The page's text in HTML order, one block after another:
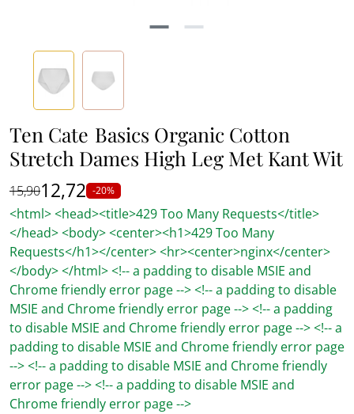
Ten Cate Basics Organic Cotton
Stretch Dames High Leg Met Kant Wit
12,72 -20%
15,90
<html> <head><title>429 Too Many Requests</title>
</head> <body> <center><h1>429 Too Many
Requests</h1></center> <hr><center>nginx</center>
</body> </html> <!-- a padding to disable MSIE and
Chrome friendly error page --> <!-- a padding to disable
MSIE and Chrome friendly error page --> <!-- a padding
to disable MSIE and Chrome friendly error page --> <!-- a
padding to disable MSIE and Chrome friendly error page
--> <!-- a padding to disable MSIE and Chrome friendly
error page --> <!-- a padding to disable MSIE and
Chrome friendly error page -->